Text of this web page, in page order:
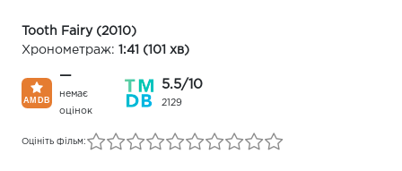
Tooth Fairy (2010)
Хронометраж: 1:41 (101 хв)
—
немає
оцінок
5.5/10
2129
Оцініть фільм: